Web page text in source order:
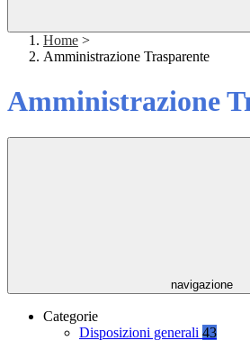
Home >
Amministrazione Trasparente
Amministrazione
navigazione
Categorie
Disposizioni generali 43